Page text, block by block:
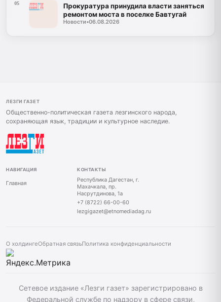
05
Прокуратура принудила власти заняться
ремонтом моста в поселке Бавтугай
Новости•06.08.2026
ЛЕЗГИ ГАЗЕТ
Общественно-политическая газета лезгинского народа,
сохраняющая язык, традиции и культурное наследие.
НАВИГАЦИЯ
Главная
КОНТАКТЫ
Республика Дагестан, г.
Махачкала, пр.
Насрутдинова, 1а
+7 (8722) 66-00-60
lezgigazet@etnomediadag.ru
О холдингеОбратная связьПолитика конфиденциальности
Сетевое издание «Лезги газет» зарегистрировано в
Федеральной службе по надзору в сфере связи,